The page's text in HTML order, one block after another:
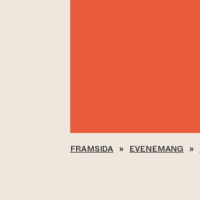
FRAMSIDA » EVENEMANG »